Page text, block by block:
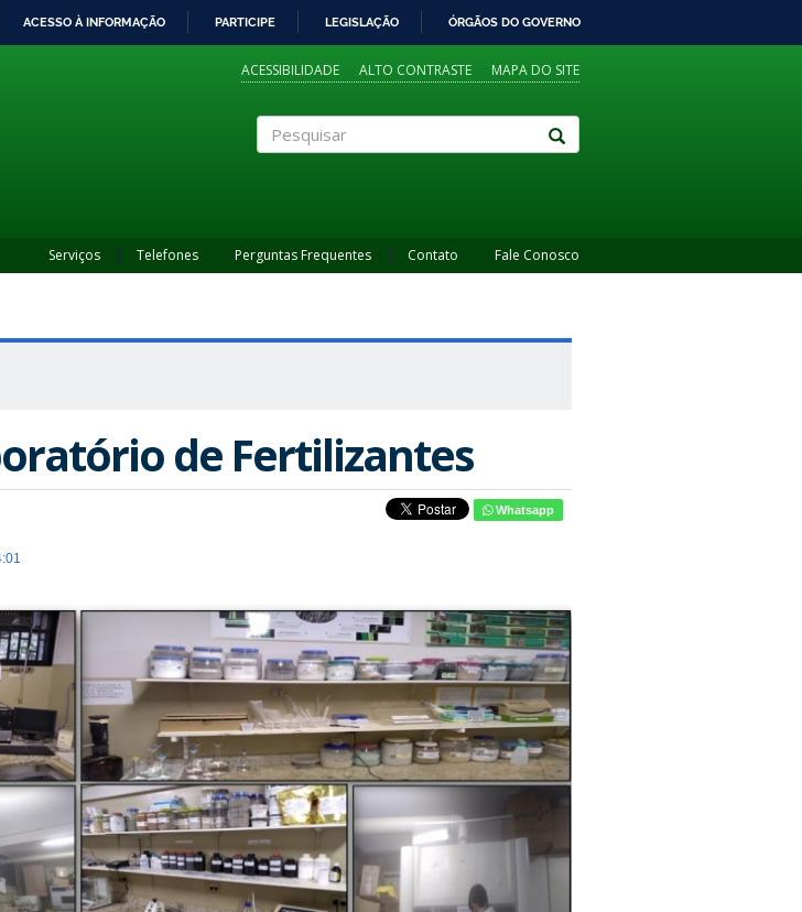
ACESSO À INFORMAÇÃO PARTICIPE LEGISLAÇÃO ÓRGÃOS DO GOVERNO
ACESSIBILIDADE ALTO CONTRASTE MAPA DO SITE
Serviços Telefones Perguntas Frequentes Contato Fale Conosco
de Fertilizantes
Whatsapp